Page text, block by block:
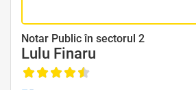
Notar Public în sectorul 2
Lulu Finaru